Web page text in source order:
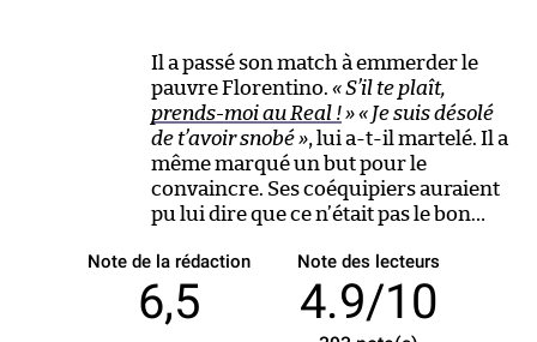
Il a passé son match à emmerder le
pauvre Florentino. « S’il te plaît,
prends-moi au Real !»« Je suis désolé
de t’avoir snobé », lui a-t-il martelé. Il a
même marqué un but pour le
convaincre. Ses coéquipiers auraient
pu lui dire que ce n’était pas le bon…
Note de la rédaction
6,5
Note des lecteurs
4.9/10